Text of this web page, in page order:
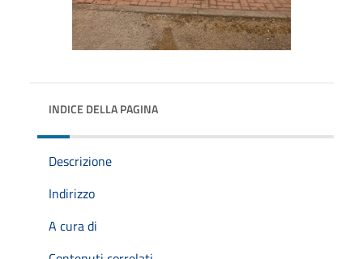
INDICE DELLA PAGINA
Descrizione
Indirizzo
A cura di